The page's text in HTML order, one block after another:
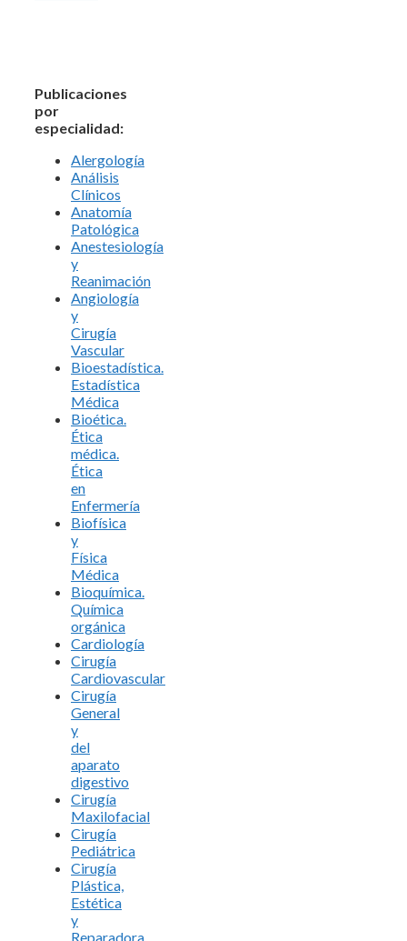
Publicaciones
por
especialidad:
Alergología
Análisis
Clínicos
Anatomía
Patológica
Anestesiología
y
Reanimación
Angiología
y
Cirugía
Vascular
Bioestadística.
Estadística
Médica
Bioética.
Ética
médica.
Ética
en
Enfermería
Biofísica
y
Física
Médica
Bioquímica.
Química
orgánica
Cardiología
Cirugía
Cardiovascular
Cirugía
General
y
del
aparato
digestivo
Cirugía
Maxilofacial
Cirugía
Pediátrica
Cirugía
Plástica,
Estética
y
Reparadora